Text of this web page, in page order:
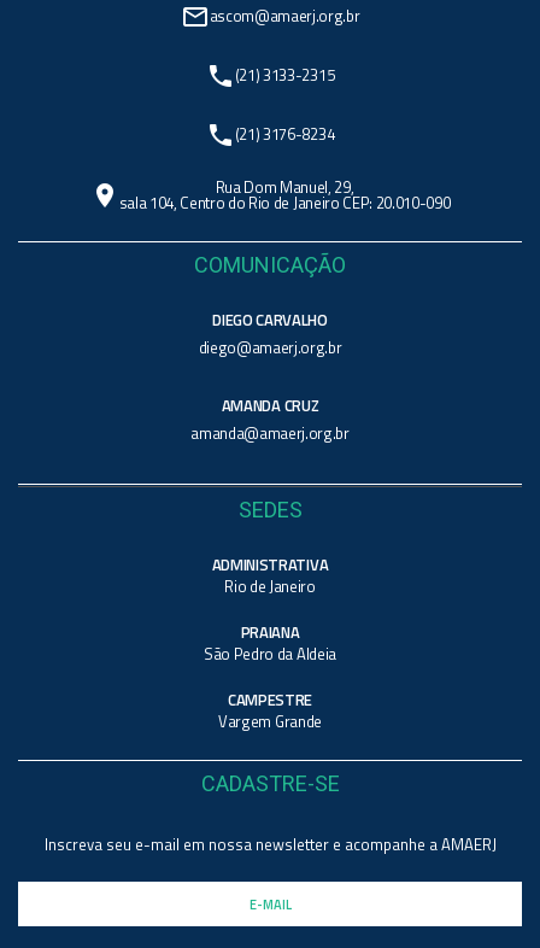
mail_outlineascom@amaerj.org.br
phone (21) 3133-2315
phone (21) 3176-8234
location_on Rua Dom Manuel, 29,
sala 104, Centro do Rio de Janeiro CEP: 20.010-090
COMUNICAÇÃO
DIEGO CARVALHO
diego@amaerj.org.br
AMANDA CRUZ
amanda@amaerj.org.br
SEDES
ADMINISTRATIVA
Rio de Janeiro
PRAIANA
São Pedro da Aldeia
CAMPESTRE
Vargem Grande
CADASTRE-SE
Inscreva seu e-mail em nossa newsletter e acompanhe a AMAERJ